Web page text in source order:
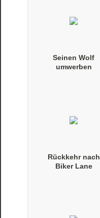
Seinen Wolf
umwerben
Rückkehr nach
Biker Lane